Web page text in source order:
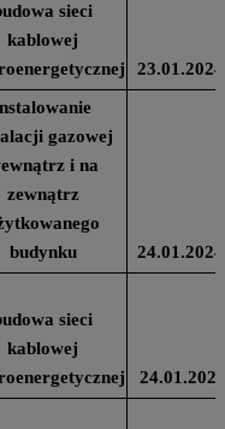
sieci
kablowej
23.01.2024
gazowej
i na
zewnątrz
budynku
24.01.2024
sieci
kablowej
24.01.2024